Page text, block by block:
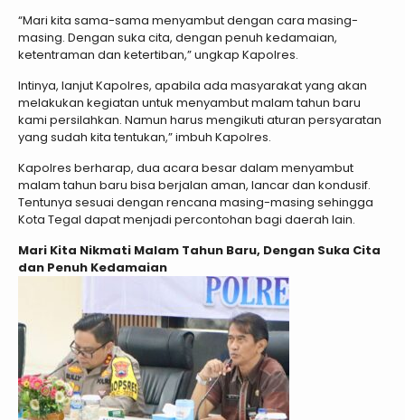
“Mari kita sama-sama menyambut dengan cara masing-
masing. Dengan suka cita, dengan penuh kedamaian,
ketentraman dan ketertiban,” ungkap Kapolres.
Intinya, lanjut Kapolres, apabila ada masyarakat yang akan
melakukan kegiatan untuk menyambut malam tahun baru
kami persilahkan. Namun harus mengikuti aturan persyaratan
yang sudah kita tentukan,” imbuh Kapolres.
Kapolres berharap, dua acara besar dalam menyambut
malam tahun baru bisa berjalan aman, lancar dan kondusif.
Tentunya sesuai dengan rencana masing-masing sehingga
Kota Tegal dapat menjadi percontohan bagi daerah lain.
Mari Kita Nikmati Malam Tahun Baru, Dengan Suka Cita
dan Penuh Kedamaian